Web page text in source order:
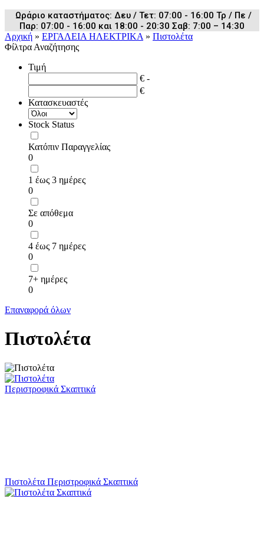
Ωράριο καταστήματος: Δευ / Τετ: 07:00 - 16:00 Τρ / Πε /
Παρ: 07:00 - 16:00 και 18:00 - 20:30 Σαβ: 7:00 – 14:30
Αρχική » ΕΡΓΑΛΕΙΑ ΗΛΕΚΤΡΙΚΑ » Πιστολέτα
Φίλτρα Αναζήτησης
Τιμή
€ -
€
Κατασκευαστές
Stock Status
Κατόπιν Παραγγελίας
0
1 έως 3 ημέρες
0
Σε απόθεμα
0
4 έως 7 ημέρες
0
7+ ημέρες
0
Επαναφορά όλων
Πιστολέτα
Πιστολέτα Περιστροφικά Σκαπτικά